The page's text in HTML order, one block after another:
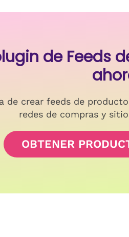
de Feeds
de crear feeds de
redes de compras y
OBTENER